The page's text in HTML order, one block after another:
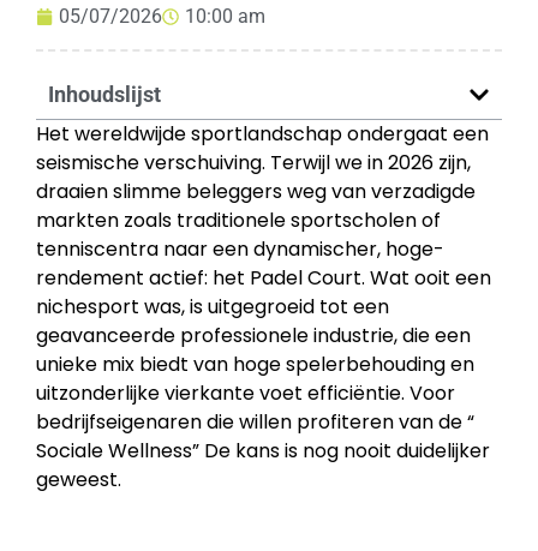
05/07/2026 10:00 am
Inhoudslijst
Het wereldwijde sportlandschap ondergaat een
seismische verschuiving. Terwijl we in 2026 zijn,
draaien slimme beleggers weg van verzadigde
markten zoals traditionele sportscholen of
tenniscentra naar een dynamischer, hoge-
rendement actief: het Padel Court. Wat ooit een
nichesport was, is uitgegroeid tot een
geavanceerde professionele industrie, die een
unieke mix biedt van hoge spelerbehouding en
uitzonderlijke vierkante voet efficiëntie. Voor
bedrijfseigenaren die willen profiteren van de “
Sociale Wellness” De kans is nog nooit duidelijker
geweest.